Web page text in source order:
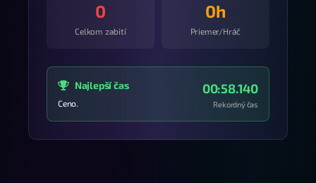
0
Celkom zabití
0h
Priemer/Hráč
Najlepší čas
Ceno.
00:58.140
Rekordný čas